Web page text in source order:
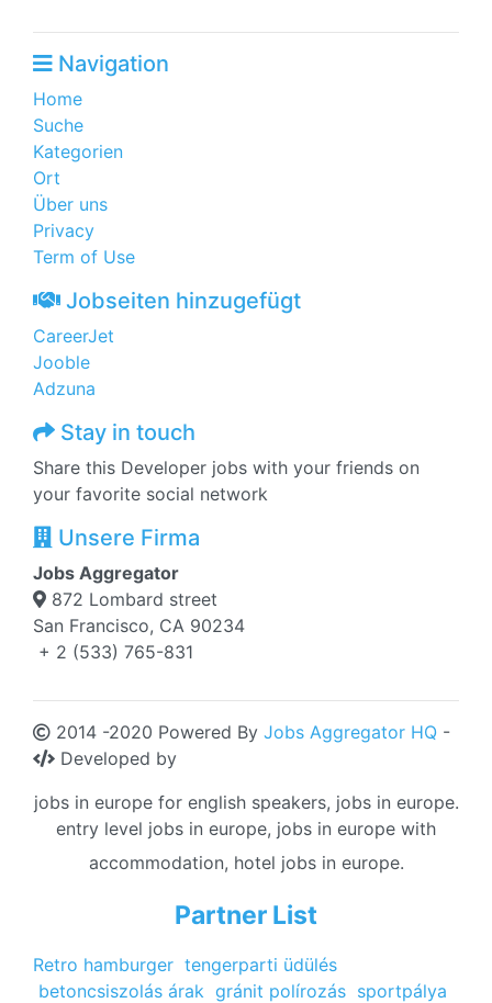
Navigation
Home
Suche
Kategorien
Ort
Über uns
Privacy
Term of Use
Jobseiten hinzugefügt
CareerJet
Jooble
Adzuna
Stay in touch
Share this Developer jobs with your friends on
your favorite social network
Unsere Firma
Jobs Aggregator
872 Lombard street
San Francisco, CA 90234
+ 2 (533) 765-831
2014 -2020 Powered By Jobs Aggregator HQ -
Developed by
jobs in europe for english speakers, jobs in europe.
entry level jobs in europe, jobs in europe with
accommodation, hotel jobs in europe.
Partner List
Retro hamburger tengerparti üdülés
betoncsiszolás árak gránit polírozás sportpálya